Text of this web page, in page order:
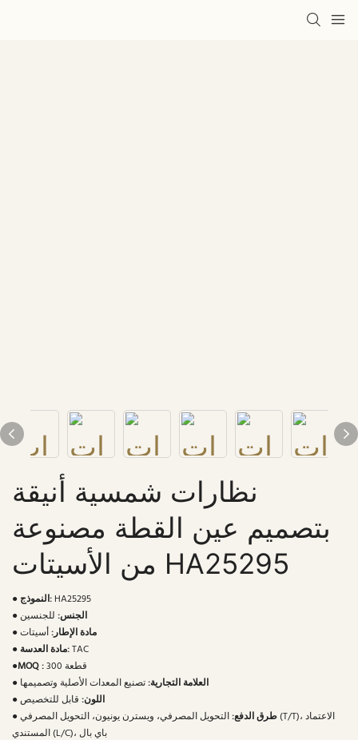
نظارات شمسية أنيقة
بتصميم عين القطة مصنوعة
من الأسيتات HA25295
● النموذج: HA25295
●
الجنس: للجنسين
●
مادة الإطار:أسيتات
●
مادة العدسة:TAC
●MOQ :
300 قطعة
●
العلامة التجارية:تصنيع المعدات الأصلية وتصميمها
●
اللون: قابل للتخصيص
●
طرق الدفع:التحويل المصرفي، ويسترن يونيون، التحويل المصرفي (T/T)، الاعتماد
المستندي (L/C)، باي بال